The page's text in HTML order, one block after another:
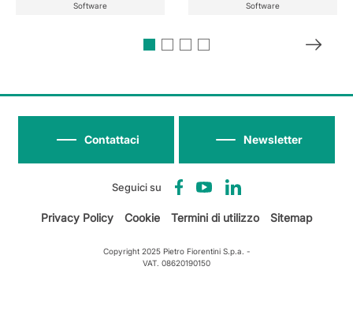
Software Software
Seguici su
Newsletter
Contattaci
Privacy Policy Cookie Termini di utilizzo Sitemap
Copyright 2025 Pietro Fiorentini S.p.a. -
VAT. 08620190150